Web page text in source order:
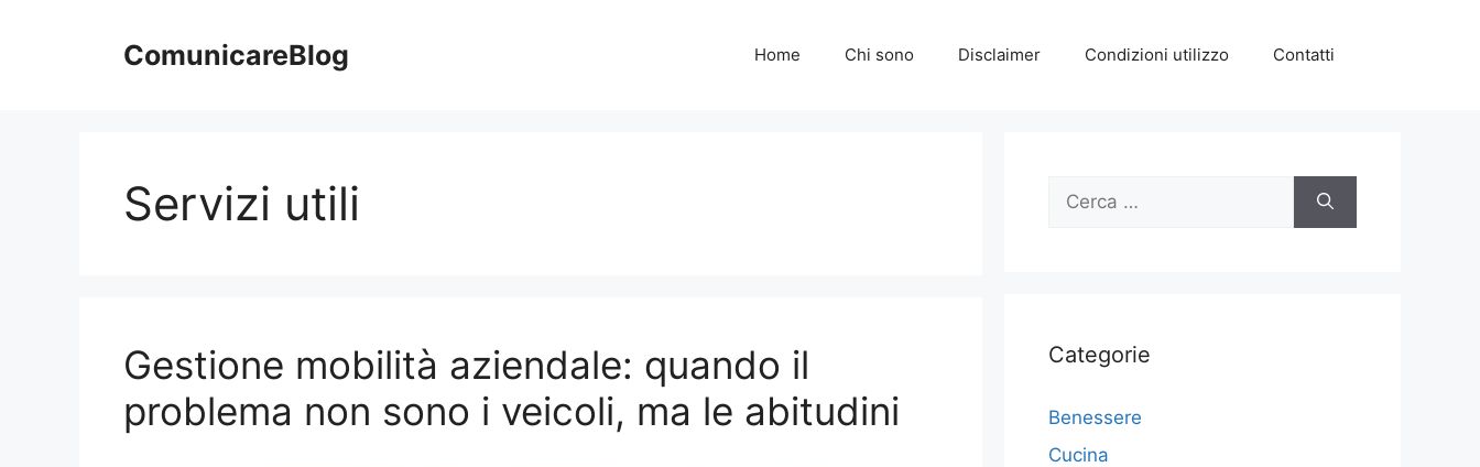
ComunicareBlog Home Chi sono Disclaimer Condizioni utilizzo Contatti
Servizi utili
Gestione mobilità aziendale: quando il
problema non sono i veicoli, ma le abitudini
Ricerca
Categorie
Benessere
Cucina